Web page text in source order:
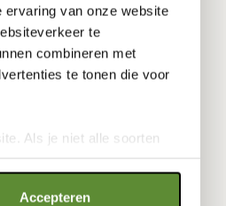
van onze website
te
combineren met
te tonen die voor
Als je niet alle soorten
wat wel gevolgen kan
Accepteren